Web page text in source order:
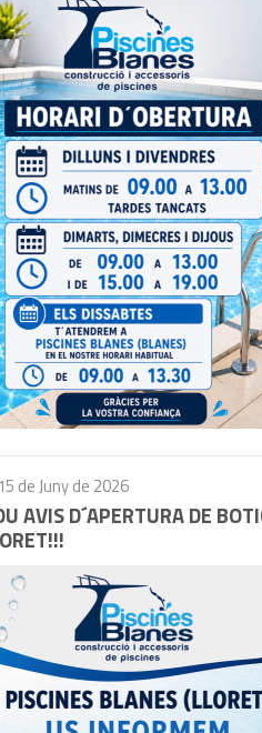
de Juny de 2026
AVIS D´APERTURA DE